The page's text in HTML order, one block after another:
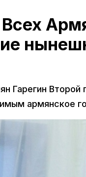
Гарегин
армянское